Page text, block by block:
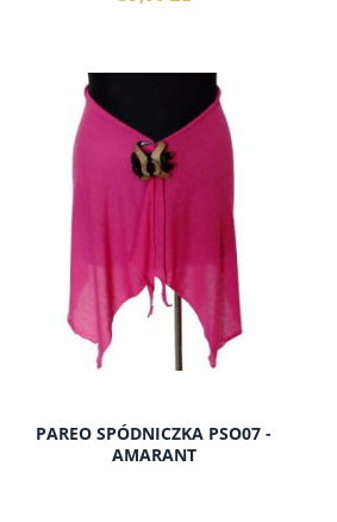
TUNIKA DRESOWA ASYMETRIA
DLA PUSZYSTYCH TAD04 - KHAKI
115,00 zł
65,00 zł
do koszyka
do koszyka
PAREO SPÓDNICZKA PSO07 -
AMARANT